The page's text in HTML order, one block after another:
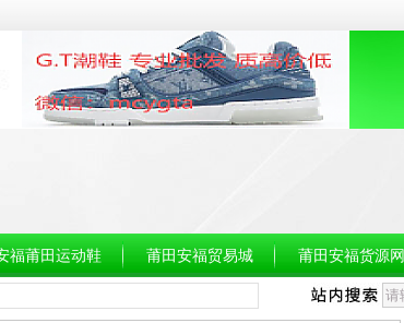
福莆田运动鞋 莆田安福贸易城 莆田安福货源网